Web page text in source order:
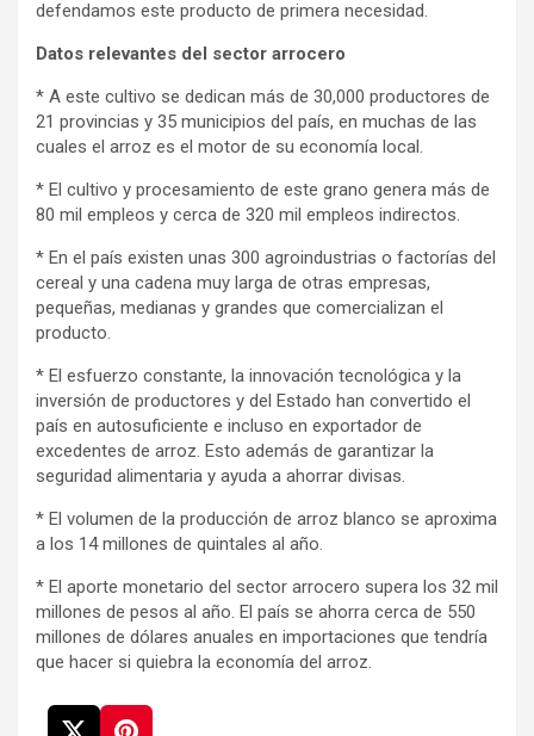
defendamos este producto de primera necesidad.
Datos relevantes del sector arrocero
* A este cultivo se dedican más de 30,000 productores de
21 provincias y 35 municipios del país, en muchas de las
cuales el arroz es el motor de su economía local.
* El cultivo y procesamiento de este grano genera más de
80 mil empleos y cerca de 320 mil empleos indirectos.
* En el país existen unas 300 agroindustrias o factorías del
cereal y una cadena muy larga de otras empresas,
pequeñas, medianas y grandes que comercializan el
producto.
* El esfuerzo constante, la innovación tecnológica y la
inversión de productores y del Estado han convertido el
país en autosuficiente e incluso en exportador de
excedentes de arroz. Esto además de garantizar la
seguridad alimentaria y ayuda a ahorrar divisas.
* El volumen de la producción de arroz blanco se aproxima
a los 14 millones de quintales al año.
* El aporte monetario del sector arrocero supera los 32 mil
millones de pesos al año. El país se ahorra cerca de 550
millones de dólares anuales en importaciones que tendría
que hacer si quiebra la economía del arroz.